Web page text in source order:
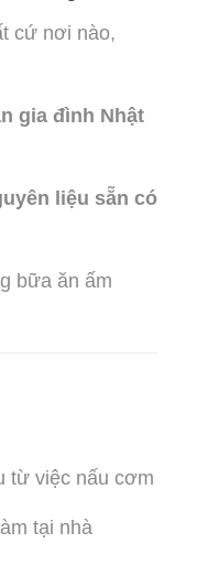
cứ nơi nào,
gia đình Nhật
liệu sẵn có
bữa ăn ấm
từ việc nấu cơm
tại nhà